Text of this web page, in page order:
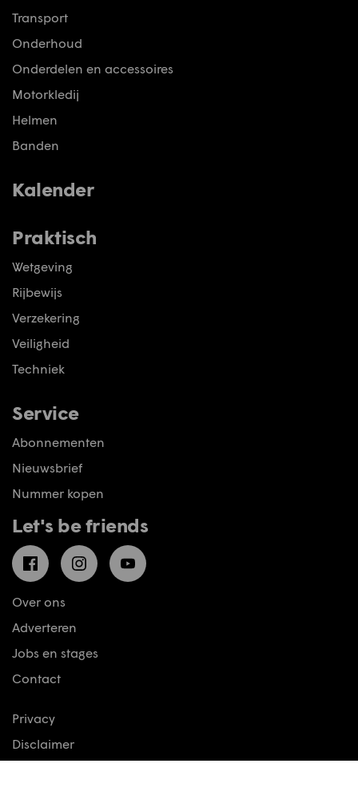
Transport
Onderhoud
Onderdelen en accessoires
Motorkledij
Helmen
Banden
Kalender
Praktisch
Wetgeving
Rijbewijs
Verzekering
Veiligheid
Techniek
Service
Abonnementen
Nieuwsbrief
Nummer kopen
Let's be friends
FacebookInstagramYouTube
Over ons
Adverteren
Jobs en stages
Contact
Privacy
Disclaimer